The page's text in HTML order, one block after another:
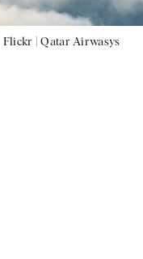
Flickr | Qatar Airwasys